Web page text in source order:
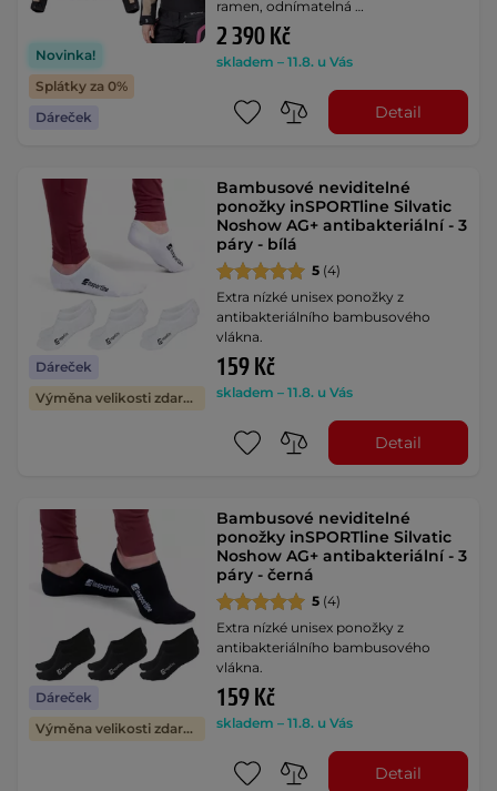
Novinka!
Splátky za 0%
Dáreček
ramen, odnímatelná …
2 390 Kč
skladem – 11.8. u Vás
Detail
Dáreček
Výměna velikosti zdarma
Bambusové neviditelné
ponožky inSPORTline Silvatic
Noshow AG+ antibakteriální - 3
páry - bílá
5 (4)
Extra nízké unisex ponožky z
antibakteriálního bambusového
vlákna.
159 Kč
skladem – 11.8. u Vás
Detail
Dáreček
Výměna velikosti zdarma
Bambusové neviditelné
ponožky inSPORTline Silvatic
Noshow AG+ antibakteriální - 3
páry - černá
5 (4)
Extra nízké unisex ponožky z
antibakteriálního bambusového
vlákna.
159 Kč
skladem – 11.8. u Vás
Detail